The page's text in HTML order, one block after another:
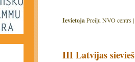
IevietojaPreiļu NVO centrs |
III Latvijas